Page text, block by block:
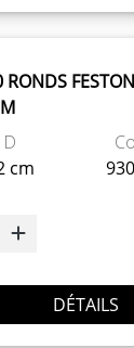
D
cm
DÉTAILS